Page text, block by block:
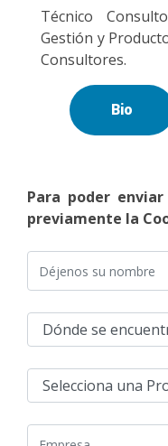
Técnico
Gestión y
Consultores.
Bio
Para poder
previamente la